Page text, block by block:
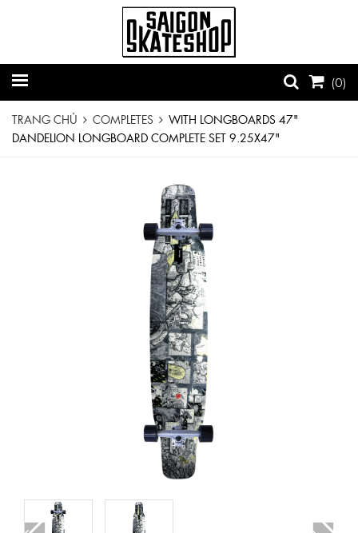
(0)
TRANG CHỦ COMPLETES
WITH LONGBOARDS 47"
DANDELION LONGBOARD COMPLETE SET 9.25X47"